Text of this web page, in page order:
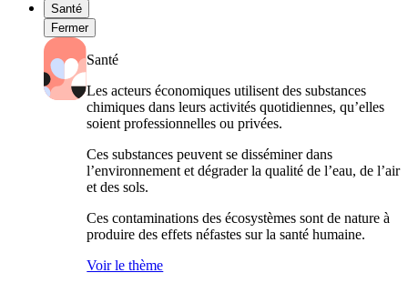
Santé
Fermer
Santé
Les acteurs économiques utilisent des substances
chimiques dans leurs activités quotidiennes, qu’elles
soient professionnelles ou privées.
Ces substances peuvent se disséminer dans
l’environnement et dégrader la qualité de l’eau, de l’air
et des sols.
Ces contaminations des écosystèmes sont de nature à
produire des effets néfastes sur la santé humaine.
Voir le thème